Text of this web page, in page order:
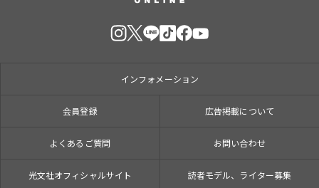
インフォメーション
会員登録 広告掲載について
よくあるご質問 お問い合わせ
光文社オフィシャルサイト 読者モデル、ライター募集